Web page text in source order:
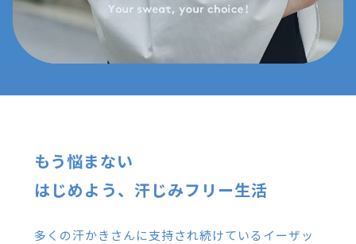
もう悩まない
はじめよう、汗じみフリー生活
多くの汗かきさんに支持され続けているイーザッ